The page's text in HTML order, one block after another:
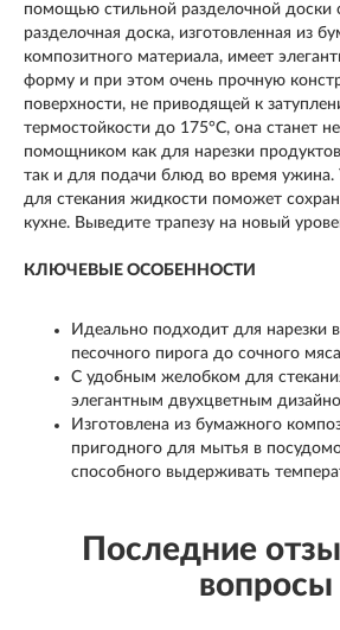
помощью стильной разделочной доски
разделочная доска, изготовленная из
композитного материала, имеет
форму и при этом очень прочную
поверхности, не приводящей к
термостойкости до 175°C, она станет
помощником как для нарезки
так и для подачи блюд во время
для стекания жидкости поможет
кухне. Выведите трапезу на новый
КЛЮЧЕВЫЕ ОСОБЕННОСТИ
Идеально подходит для нарезки
песочного пирога до сочного мяса
С удобным желобком для
элегантным двухцветным
Изготовлена из бумажного
пригодного для мытья в
способного выдерживать
Последние
вопросы